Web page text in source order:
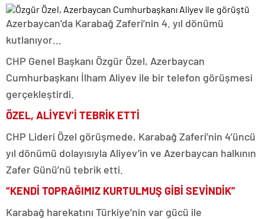
Azerbaycan’da Karabağ Zaferi’nin 4. yıl dönümü
kutlanıyor…
CHP Genel Başkanı Özgür Özel, Azerbaycan
Cumhurbaşkanı İlham Aliyev ile bir telefon görüşmesi
gerçekleştirdi.
ÖZEL, ALİYEV’İ TEBRİK ETTİ
CHP Lideri Özel görüşmede, Karabağ Zaferi’nin 4’üncü
yıl dönümü dolayısıyla Aliyev’in ve Azerbaycan halkının
Zafer Günü’nü tebrik etti.
“KENDİ TOPRAĞIMIZ KURTULMUŞ GİBİ SEVİNDİK”
Karabağ harekatını Türkiye’nin var gücü ile